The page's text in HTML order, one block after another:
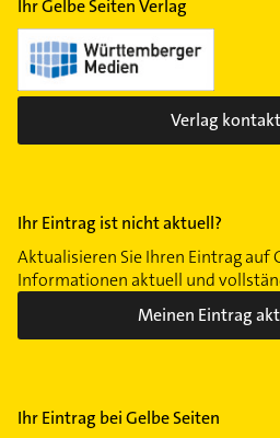
Ihr Gelbe Seiten Verlag
Verlag
Ihr Eintrag ist nicht aktuell?
Aktualisieren Sie Ihren Eintrag auf
Informationen aktuell und
Meinen Eintrag
Ihr Eintrag bei Gelbe Seiten